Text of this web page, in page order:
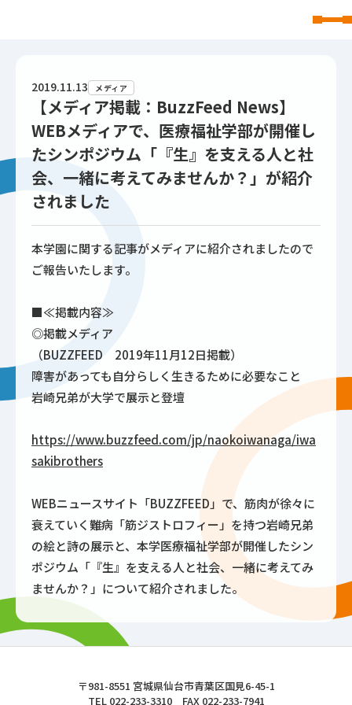
2019.11.13 メディア
【メディア掲載：BuzzFeed News】
WEBメディアで、医療福祉学部が開催し
たシンポジウム「『生』を支える人と社
会、一緒に考えてみませんか？」が紹介
されました
本学園に関する記事がメディアに紹介されましたので
ご報告いたします。
■≪掲載内容≫
◎掲載メディア
（BUZZFEED 2019年11月12日掲載）
障害があっても自分らしく生きるために必要なこと
岩崎兄弟が大学で展示と登壇
https://www.buzzfeed.com/jp/naokoiwanaga/iwa
sakibrothers
WEBニュースサイト「BUZZFEED」で、筋肉が徐々に
衰えていく難病「筋ジストロフィー」を持つ岩崎兄弟
の絵と詩の展示と、本学医療福祉学部が開催したシン
ポジウム「『生』を支える人と社会、一緒に考えてみ
ませんか？」について紹介されました。
東北文化学園大学
〒981-8551 宮城県仙台市青葉区国見6-45-1
TEL 022-233-3310 FAX 022-233-7941